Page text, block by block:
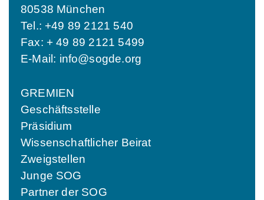
80538 München
Tel.: +49 89 2121 540
Fax: + 49 89 2121 5499
E-Mail: info@sogde.org
GREMIEN
Geschäftsstelle
Präsidium
Wissenschaftlicher Beirat
Zweigstellen
Junge SOG
Partner der SOG